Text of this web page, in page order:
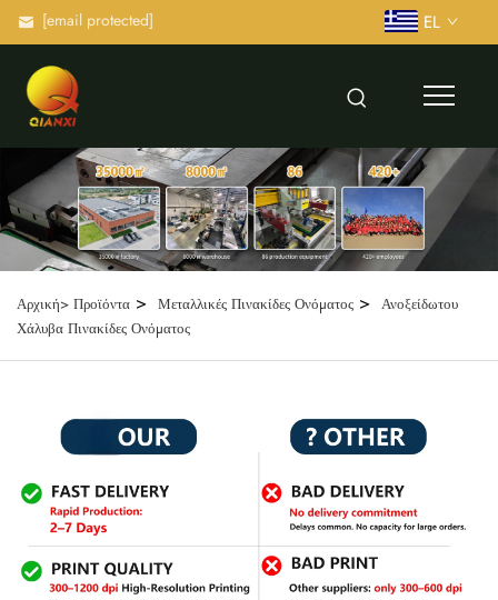
[email protected] EL
Αρχική> Προϊόντα > Μεταλλικές Πινακίδες Ονόματος > Ανοξείδωτου
Χάλυβα Πινακίδες Ονόματος